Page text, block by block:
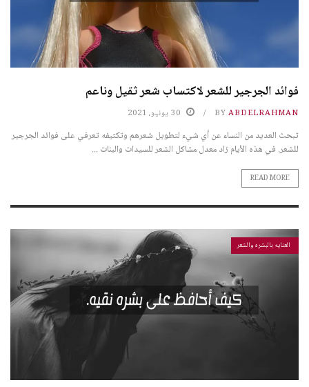
فوائد الجرجير للشعر لاكتساب شعر ثقيل وناعم
BY ABDELRAHMAN 30 يونيو، 2021
تبحث العديد من النساء عن أي شيء لتطويل شعرهم وتكثيفه تعرفي على فوائد الجرجير
للشعر. في هذه الأيام زاد معدل مشاكل الشعر للسيدات والبنات ...
READ MORE
العنايه بالبشره والشعر